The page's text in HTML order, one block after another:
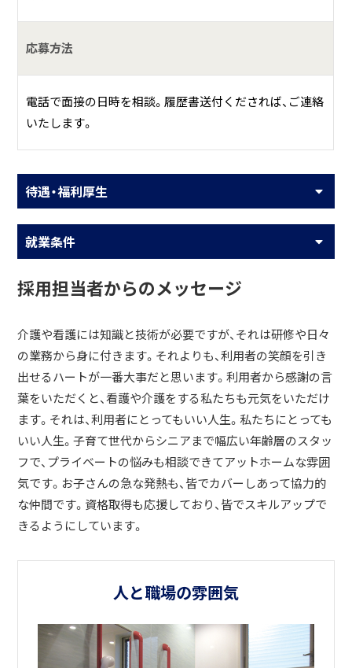
応募方法
電話で面接の日時を相談。履歴書送付くだされば、ご連絡
いたします。
待遇・福利厚生
就業条件
採用担当者からのメッセージ
介護や看護には知識と技術が必要ですが、それは研修や日々
の業務から身に付きます。それよりも、利用者の笑顔を引き
出せるハートが一番大事だと思います。利用者から感謝の言
葉をいただくと、看護や介護をする私たちも元気をいただけ
ます。それは、利用者にとってもいい人生。私たちにとっても
いい人生。子育て世代からシニアまで幅広い年齢層のスタッ
フで、プライベートの悩みも相談できてアットホームな雰囲
気です。お子さんの急な発熱も、皆でカバーしあって協力的
な仲間です。資格取得も応援しており、皆でスキルアップで
きるようにしています。
人と職場の雰囲気